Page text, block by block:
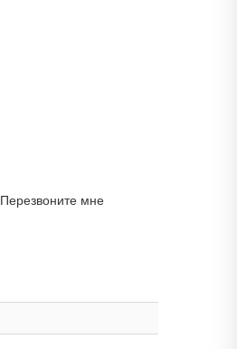
Перезвоните мне